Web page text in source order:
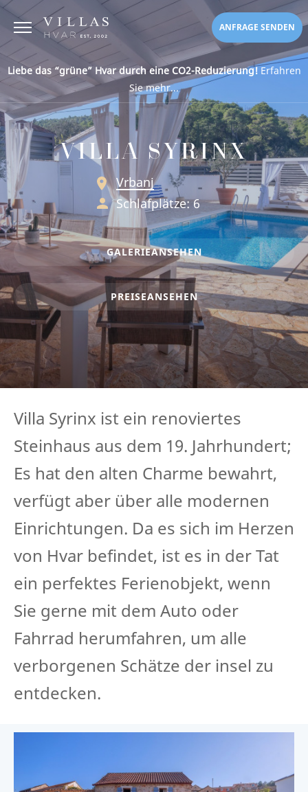
ANFRAGE SENDEN
Liebe das “grüne” Hvar durch eine CO2-Reduzierung!Erfahren
Sie mehr...
VILLA SYRINX
Vrbanj
Schlafplätze: 6
GALERIEANSEHEN
PREISEANSEHEN
Villa Syrinx ist ein renoviertes
Steinhaus aus dem 19. Jahrhundert;
Es hat den alten Charme bewahrt,
verfügt aber über alle modernen
Einrichtungen. Da es sich im Herzen
von Hvar befindet, ist es in der Tat
ein perfektes Ferienobjekt, wenn
Sie gerne mit dem Auto oder
Fahrrad herumfahren, um alle
verborgenen Schätze der insel zu
entdecken.